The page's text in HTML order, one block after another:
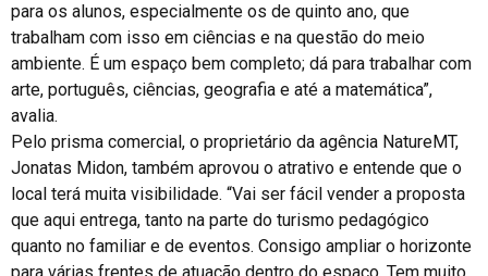
para os alunos, especialmente os de quinto ano, que
trabalham com isso em ciências e na questão do meio
ambiente. É um espaço bem completo; dá para trabalhar com
arte, português, ciências, geografia e até a matemática”,
avalia.
Pelo prisma comercial, o proprietário da agência NatureMT,
Jonatas Midon, também aprovou o atrativo e entende que o
local terá muita visibilidade. “Vai ser fácil vender a proposta
que aqui entrega, tanto na parte do turismo pedagógico
quanto no familiar e de eventos. Consigo ampliar o horizonte